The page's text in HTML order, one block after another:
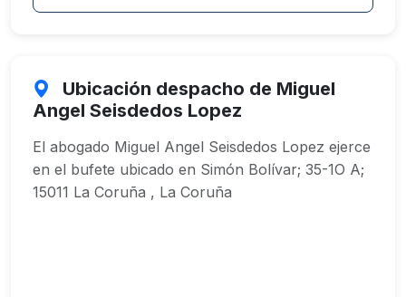
Ubicación despacho de Miguel
Angel Seisdedos Lopez
El abogado Miguel Angel Seisdedos Lopez ejerce
en el bufete ubicado en Simón Bolívar; 35-1O A;
15011 La Coruña , La Coruña